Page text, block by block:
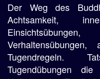
Der Weg des
Achtsamkeit,
Tugendregeln.
Tugendübungen